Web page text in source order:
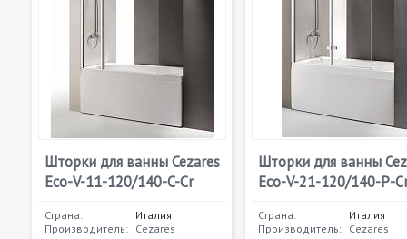
Шторки для ванны Cezares
Eco-V-11-120/140-C-Cr
Страна:
Италия
Производитель: Cezares
Шторки для ванны
Eco-V-21-120/140-P-
Страна:
Италия
Производитель: Cezares